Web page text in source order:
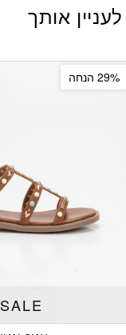
אותך
29% הנחה
SALE